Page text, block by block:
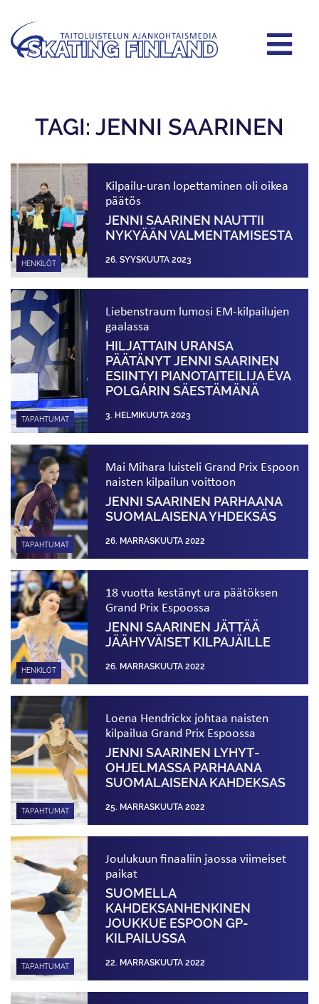
TAGI: JENNI SAARINEN
HENKILÖT
Kilpailu-uran lopettaminen oli oikea
päätös
JENNI SAARINEN NAUTTII
NYKYÄÄN VALMENTAMISESTA
26. SYYSKUUTA 2023
TAPAHTUMAT
Liebenstraum lumosi EM-kilpailujen
gaalassa
HILJATTAIN URANSA
PÄÄTÄNYT JENNI SAARINEN
ESIINTYI PIANO­TAITEILIJA ÉVA
POLGÁRIN SÄESTÄMÄNÄ
3. HELMIKUUTA 2023
TAPAHTUMAT
Mai Mihara luisteli Grand Prix Espoon
naisten kilpailun voittoon
JENNI SAARINEN PARHAANA
SUOMALAISENA YHDEKSÄS
26. MARRASKUUTA 2022
HENKILÖT
18 vuotta kestänyt ura päätöksen
Grand Prix Espoossa
JENNI SAARINEN JÄTTÄÄ
JÄÄHYVÄISET KILPAJÄILLE
26. MARRASKUUTA 2022
TAPAHTUMAT
Loena Hendrickx johtaa naisten
kilpailua Grand Prix Espoossa
JENNI SAARINEN LYHYT­
OHJELMASSA PARHAANA
SUOMALAISENA KAHDEKSAS
25. MARRASKUUTA 2022
TAPAHTUMAT
Joulukuun finaaliin jaossa viimeiset
paikat
SUOMELLA
KAHDEKSANHENKINEN
JOUKKUE ESPOON GP-
KILPAILUSSA
22. MARRASKUUTA 2022